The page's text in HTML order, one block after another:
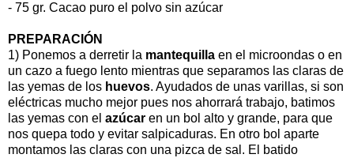
- 75 gr. Cacao puro el polvo sin azúcar
PREPARACIÓN
1) Ponemos a derretir la mantequilla en el microondas o en
un cazo a fuego lento mientras que separamos las claras de
las yemas de los huevos. Ayudados de unas varillas, si son
eléctricas mucho mejor pues nos ahorrará trabajo, batimos
las yemas con el azúcar en un bol alto y grande, para que
nos quepa todo y evitar salpicaduras. En otro bol aparte
montamos las claras con una pizca de sal. El batido